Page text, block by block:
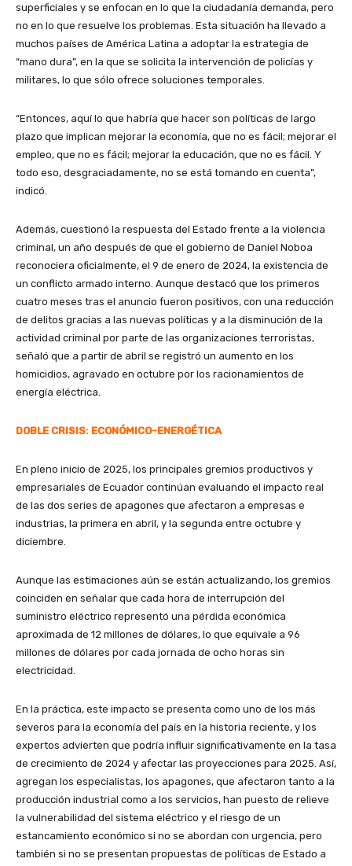
superficiales y se enfocan en lo que la ciudadanía demanda, pero
no en lo que resuelve los problemas. Esta situación ha llevado a
muchos países de América Latina a adoptar la estrategia de
“mano dura”, en la que se solicita la intervención de policías y
militares, lo que sólo ofrece soluciones temporales.
“Entonces, aquí lo que habría que hacer son políticas de largo
plazo que implican mejorar la economía, que no es fácil; mejorar el
empleo, que no es fácil; mejorar la educación, que no es fácil. Y
todo eso, desgraciadamente, no se está tomando en cuenta”,
indicó.
Además, cuestionó la respuesta del Estado frente a la violencia
criminal, un año después de que el gobierno de Daniel Noboa
reconociera oficialmente, el 9 de enero de 2024, la existencia de
un conflicto armado interno. Aunque destacó que los primeros
cuatro meses tras el anuncio fueron positivos, con una reducción
de delitos gracias a las nuevas políticas y a la disminución de la
actividad criminal por parte de las organizaciones terroristas,
señaló que a partir de abril se registró un aumento en los
homicidios, agravado en octubre por los racionamientos de
energía eléctrica.
DOBLE CRISIS: ECONÓMICO-ENERGÉTICA
En pleno inicio de 2025, los principales gremios productivos y
empresariales de Ecuador continúan evaluando el impacto real
de las dos series de apagones que afectaron a empresas e
industrias, la primera en abril, y la segunda entre octubre y
diciembre.
Aunque las estimaciones aún se están actualizando, los gremios
coinciden en señalar que cada hora de interrupción del
suministro eléctrico representó una pérdida económica
aproximada de 12 millones de dólares, lo que equivale a 96
millones de dólares por cada jornada de ocho horas sin
electricidad.
En la práctica, este impacto se presenta como uno de los más
severos para la economía del país en la historia reciente, y los
expertos advierten que podría influir significativamente en la tasa
de crecimiento de 2024 y afectar las proyecciones para 2025. Así,
agregan los especialistas, los apagones, que afectaron tanto a la
producción industrial como a los servicios, han puesto de relieve
la vulnerabilidad del sistema eléctrico y el riesgo de un
estancamiento económico si no se abordan con urgencia, pero
también si no se presentan propuestas de políticas de Estado a